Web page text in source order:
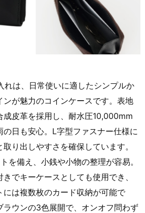
れは、日常使いに適したシンプルか
ンが魅力のコインケースです。表地
成皮革を採用し、耐水圧10,000mm
の日も安心。L字型ファスナー仕様に
り出しやすさを確保しています。
を備え、小銭や小物の整理が容易。
でキーケースとしても使用でき、
には複数枚のカード収納が可能で
ラウンの3色展開で、オンオフ問わず